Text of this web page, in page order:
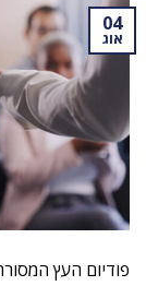
04
אוג
פודיום העץ